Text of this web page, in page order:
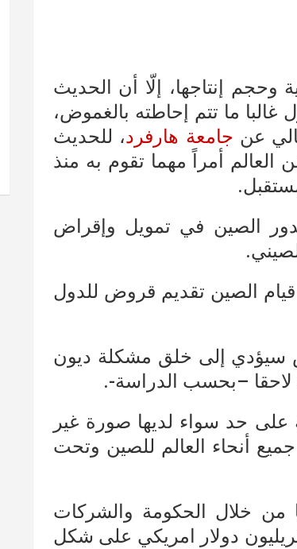
وحجم إنتاجها، إلّا أن الحديث
غالبا ما تتم إحاطته بالغموض،
عن جامعة هارفرد، للحديث
أمراً مهما تقوم به منذ
الصين في تمويل وإقراض
الصين تقديم قروض للدول
سيؤدي إلى خلق مشكلة ديون
لاحقا –بحسب الدراسة-.
على حد سواء لديها صورة غير
أنحاء العالم للصين وتحت
من خلال الحكومة والشركات
لها ، فقد أشارت الدراسة إلى أنه يبلغ 1.5 تريليون دولار امريكي على شكل